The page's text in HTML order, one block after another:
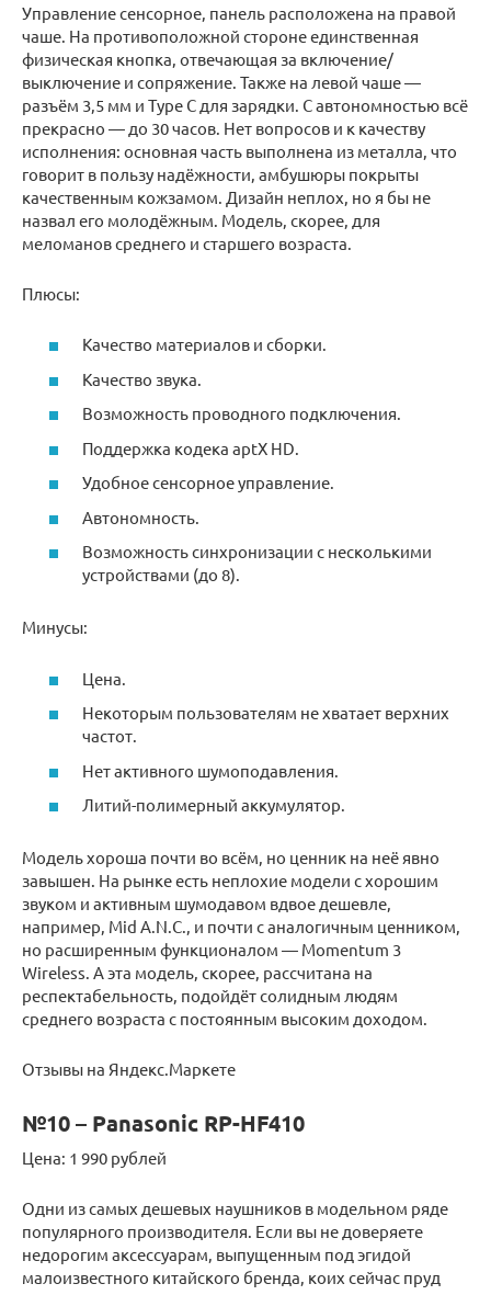
Управление сенсорное, панель расположена на правой
чаше. На противоположной стороне единственная
физическая кнопка, отвечающая за включение/
выключение и сопряжение. Также на левой чаше —
разъём 3,5 мм и Type C для зарядки. С автономностью всё
прекрасно — до 30 часов. Нет вопросов и к качеству
исполнения: основная часть выполнена из металла, что
говорит в пользу надёжности, амбушюры покрыты
качественным кожзамом. Дизайн неплох, но я бы не
назвал его молодёжным. Модель, скорее, для
меломанов среднего и старшего возраста.
Плюсы:
Качество материалов и сборки.
Качество звука.
Возможность проводного подключения.
Поддержка кодека aptX HD.
Удобное сенсорное управление.
Автономность.
Возможность синхронизации с несколькими
устройствами (до 8).
Минусы:
Цена.
Некоторым пользователям не хватает верхних
частот.
Нет активного шумоподавления.
Литий-полимерный аккумулятор.
Модель хороша почти во всём, но ценник на неё явно
завышен. На рынке есть неплохие модели с хорошим
звуком и активным шумодавом вдвое дешевле,
например, Mid A.N.C., и почти с аналогичным ценником,
но расширенным функционалом — Momentum 3
Wireless. А эта модель, скорее, рассчитана на
респектабельность, подойдёт солидным людям
среднего возраста с постоянным высоким доходом.
Отзывы на Яндекс.Маркете
№10 – Panasonic RP-HF410
Цена: 1 990 рублей
Одни из самых дешевых наушников в модельном ряде
популярного производителя. Если вы не доверяете
недорогим аксессуарам, выпущенным под эгидой
малоизвестного китайского бренда, коих сейчас пруд